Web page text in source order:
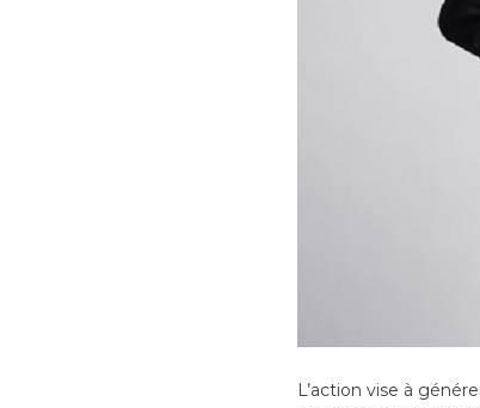
L’action vise à